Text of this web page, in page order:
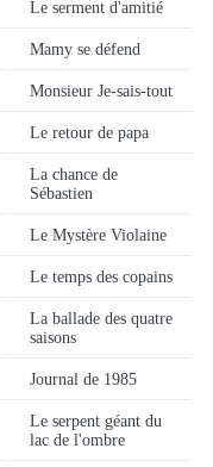
Le serment d'amitié
Mamy se défend
Monsieur Je-sais-tout
Le retour de papa
La chance de
Sébastien
Le Mystère Violaine
Le temps des copains
La ballade des quatre
saisons
Journal de 1985
Le serpent géant du
lac de l'ombre